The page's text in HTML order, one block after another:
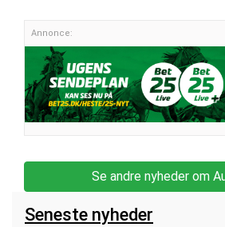
Annonce:
Se andre nyheder om
Seneste nyheder